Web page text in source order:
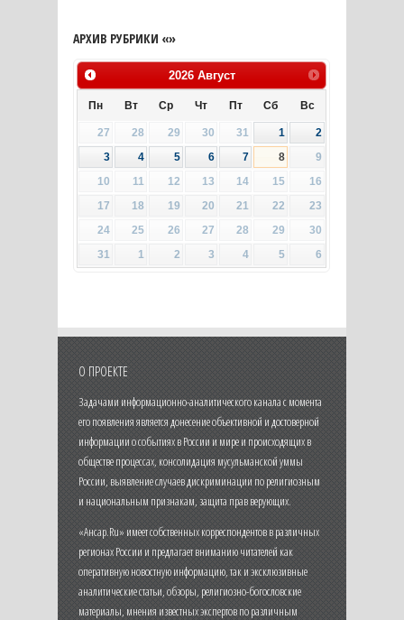
АРХИВ РУБРИКИ «»
2026 Август
Пн Вт Ср Чт Пт Сб Вс
27 28 29 30 31 1
2
3
4 5 6 7 8
9
10
11 12 13 14 15
16
17
18 19 20 21 22
23
24
25 26 27 28 29
30
31
1 2 3 4 5 6
О ПРОЕКТЕ
Задачами информационно-аналитического канала с момента
его появления является донесение объективной и достоверной
информации о событиях в России и мире и происходящих в
обществе процессах, консолидация мусульманской уммы
России, выявление случаев дискриминации по религиозным
и национальным признакам, защита прав верующих.
«Ансар.Ru» имеет собственных корреспондентов в различных
регионах России и предлагает вниманию читателей как
оперативную новостную информацию, так и эксклюзивные
аналитические статьи, обзоры, религиозно-богословские
материалы, мнения известных экспертов по различным